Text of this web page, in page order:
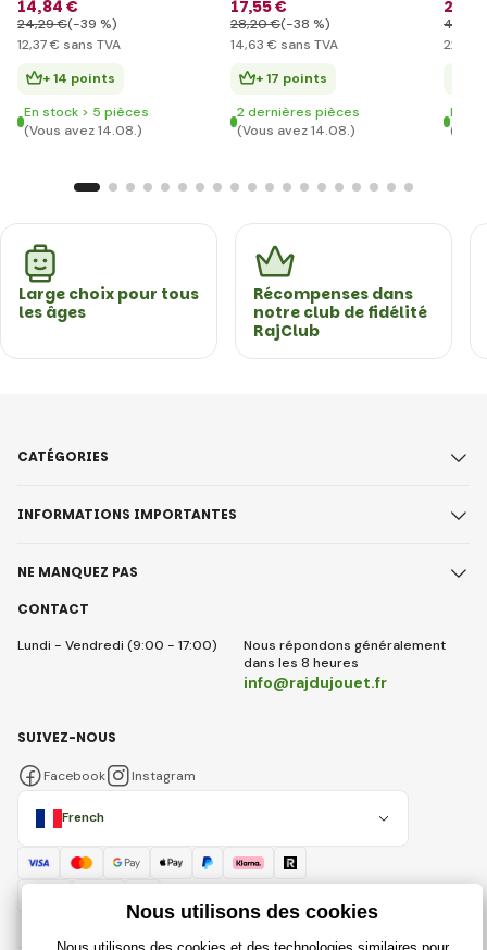
14,84 €
24,29 €(-39 %)
12,37 € sans TVA
+ 14 points
En stock > 5 pièces
(Vous avez 14.08.)
17,55 €
28,20 €(-38 %)
14,63 € sans TVA
+ 17 points
2 dernières pièces
(Vous avez 14.08.)
27
48
22
En
Large choix pour tous
les âges
Récompenses dans
notre club de fidélité
RajClub
CONTACT
Lundi - Vendredi (9:00 - 17:00)
Nous répondons généralement
dans les 8 heures
info@rajdujouet.fr
CATÉGORIES
INFORMATIONS IMPORTANTES
NE MANQUEZ PAS
French
SUIVEZ-NOUS
Facebook Instagram